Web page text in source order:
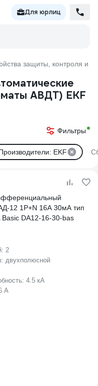
Для юрлиц
защиты, контроля и
АВДТ) EKF
Фильтры
EKF
12 1P+N 16А 30мА тип
DA12-16-30-bas
2
двухполюсной
4.5 кА
А